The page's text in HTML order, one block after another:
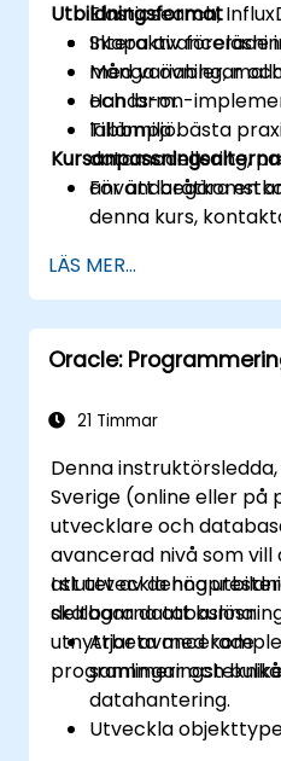
Elasticsearch,
Skapa
med variabler,
och larm.
Tillämpa bästa
datamodellering,
Utbildningsformat
Interaktiv
Många övningar
Hands-on-
labbmiljö.
För att begära en
denna kurs,
LÄS MER...
Oracle:
21 Timmar
Denna
Sverige (online eller på
utvecklare och
avancerad nivå som vill
att utveckla
skalbara
utnyttjar avancerade
I slutet av denna
deltagarna att kunna:
Arbeta med
samlingar och
datahantering.
Utveckla